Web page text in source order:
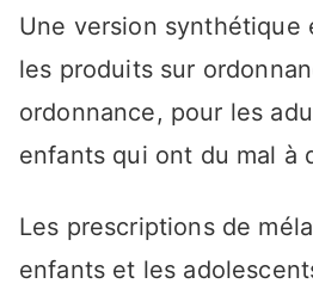
Une version synthétique
les produits sur
ordonnance, pour les
enfants qui ont du mal à
Les prescriptions de
enfants et les